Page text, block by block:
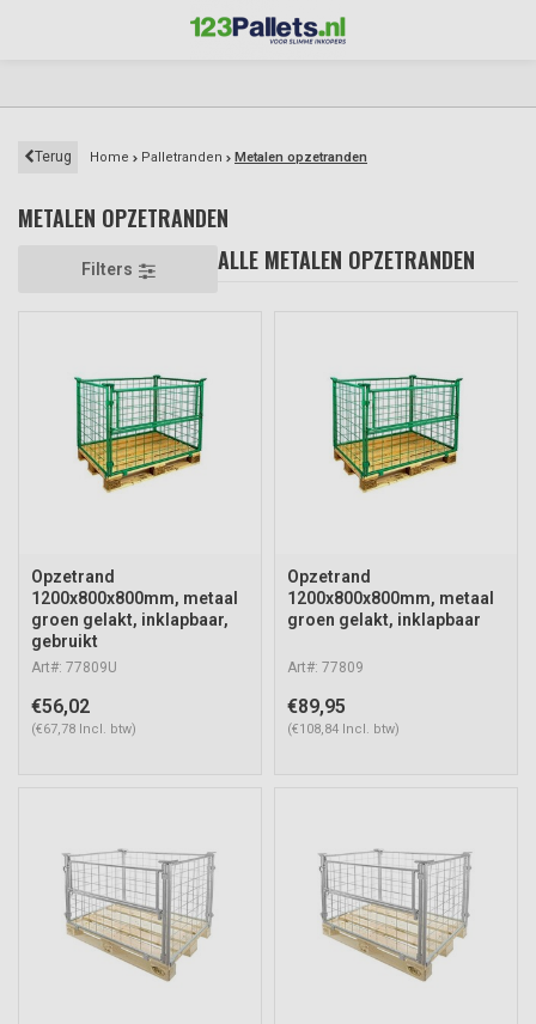
Terug Home Palletranden Metalen opzetranden
METALEN OPZETRANDEN
Filters ALLE METALEN OPZETRANDEN
Opzetrand
1200x800x800mm, metaal
groen gelakt, inklapbaar,
gebruikt
Art#: 77809U
€56,02
(€67,78 Incl. btw)
Opzetrand
1200x800x800mm, metaal
groen gelakt, inklapbaar
Art#: 77809
€89,95
(€108,84 Incl. btw)